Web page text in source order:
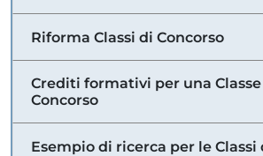
Riforma Classi di Concorso
Crediti formativi per una
Concorso
Esempio di ricerca per le Classi